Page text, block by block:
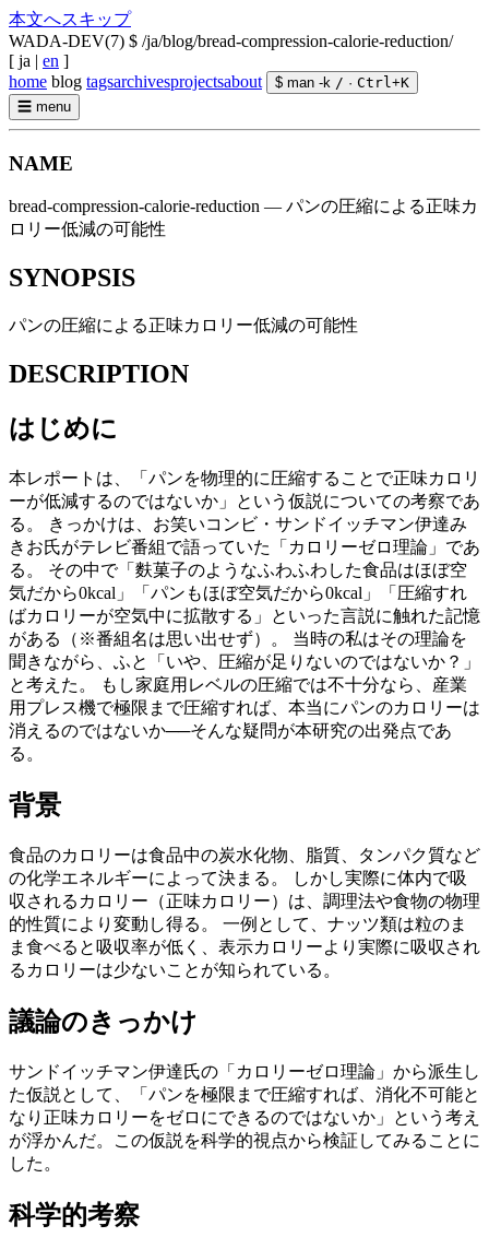
本文へスキップ
WADA-DEV(7) $ /ja/blog/bread-compression-calorie-reduction/
[ ja | en ]
home blog tagsarchivesprojectsabout $ man -k / · Ctrl+K
☰ menu
NAME
bread-compression-calorie-reduction — パンの圧縮による正味カ
ロリー低減の可能性
SYNOPSIS
パンの圧縮による正味カロリー低減の可能性
DESCRIPTION
はじめに
本レポートは、「パンを物理的に圧縮することで正味カロリ
ーが低減するのではないか」という仮説についての考察であ
る。 きっかけは、お笑いコンビ・サンドイッチマン伊達み
きお氏がテレビ番組で語っていた「カロリーゼロ理論」であ
る。 その中で「麩菓子のようなふわふわした食品はほぼ空
気だから0kcal」「パンもほぼ空気だから0kcal」「圧縮すれ
ばカロリーが空気中に拡散する」といった言説に触れた記憶
がある（※番組名は思い出せず）。 当時の私はその理論を
聞きながら、ふと「いや、圧縮が足りないのではないか？」
と考えた。 もし家庭用レベルの圧縮では不十分なら、産業
用プレス機で極限まで圧縮すれば、本当にパンのカロリーは
消えるのではないか──そんな疑問が本研究の出発点であ
る。
背景
食品のカロリーは食品中の炭水化物、脂質、タンパク質など
の化学エネルギーによって決まる。 しかし実際に体内で吸
収されるカロリー（正味カロリー）は、調理法や食物の物理
的性質により変動し得る。 一例として、ナッツ類は粒のま
ま食べると吸収率が低く、表示カロリーより実際に吸収され
るカロリーは少ないことが知られている。
議論のきっかけ
サンドイッチマン伊達氏の「カロリーゼロ理論」から派生し
た仮説として、「パンを極限まで圧縮すれば、消化不可能と
なり正味カロリーをゼロにできるのではないか」という考え
が浮かんだ。この仮説を科学的視点から検証してみることに
した。
科学的考察